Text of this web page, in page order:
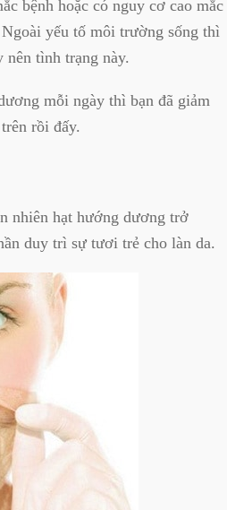
bệnh hoặc có nguy cơ cao mắc
yếu tố môi trường sống thì
nên tình trạng này.
mỗi ngày thì bạn đã giảm
rồi đấy.
nhiên hạt hướng dương trở
duy trì sự tươi trẻ cho làn da.